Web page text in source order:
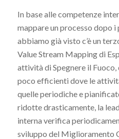
In base alle competenze
mappare un processo dopo
abbiamo già visto c’è un
Value Stream Mapping di
attività di Spegnere il
poco efficienti dove le
quelle periodiche e
ridotte drasticamente, la
interna verifica
sviluppo del Miglioramento